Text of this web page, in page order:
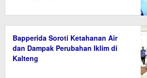
Bapperida Soroti Ketahanan Air
dan Dampak Perubahan Iklim di
Kalteng